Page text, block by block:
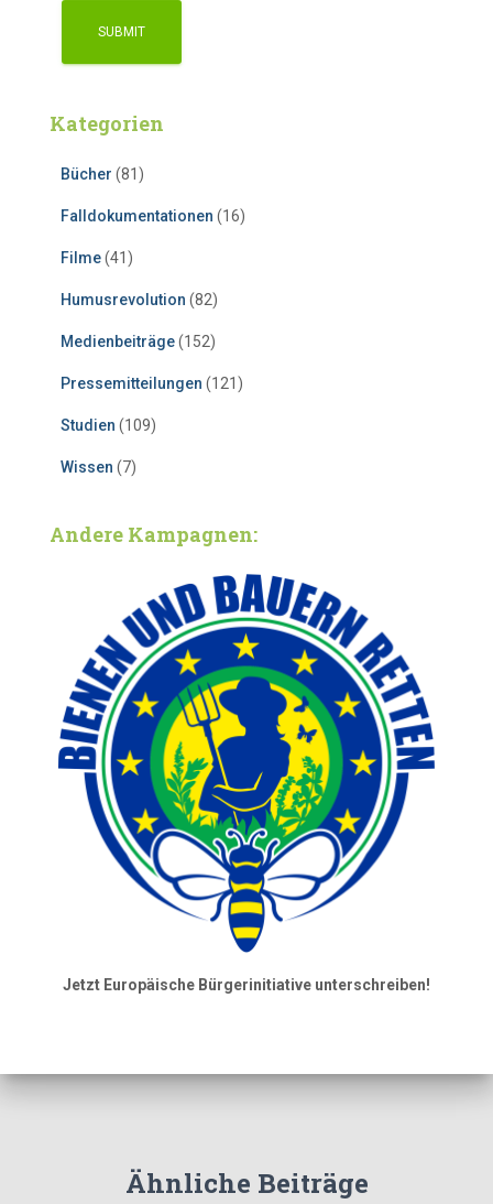
Kategorien
Bücher (81)
Falldokumentationen (16)
Filme(41)
Humusrevolution (82)
Medienbeiträge(152)
Pressemitteilungen (121)
Studien (109)
Wissen (7)
Andere Kampagnen:
Jetzt Europäische Bürgerinitiative unterschreiben!
Ähnliche Beiträge